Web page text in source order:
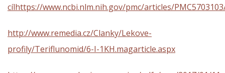
cílhttps://www.ncbi.nlm.nih.gov/pmc/articles/
http://www.remedia.cz/Clanky/Lekove-
profily/Teriflunomid/6-I-1KH.magarticle.aspx